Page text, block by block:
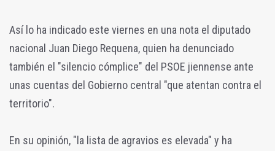
Así lo ha indicado este viernes en una nota el diputado
nacional Juan Diego Requena, quien ha denunciado
también el "silencio cómplice" del PSOE jiennense ante
unas cuentas del Gobierno central "que atentan contra el
territorio".
En su opinión, "la lista de agravios es elevada" y ha